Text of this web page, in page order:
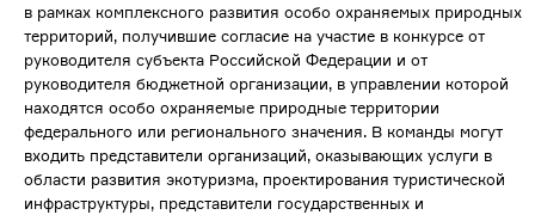
в рамках комплексного развития особо охраняемых природных
территорий, получившие согласие на участие в конкурсе от
руководителя субъекта Российской Федерации и от
руководителя бюджетной организации, в управлении которой
находятся особо охраняемые природные территории
федерального или регионального значения. В команды могут
входить представители организаций, оказывающих услуги в
области развития экотуризма, проектирования туристической
инфраструктуры, представители государственных и